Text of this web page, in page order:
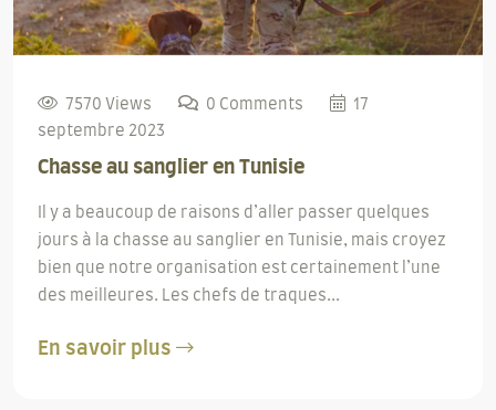
7570 Views 0 Comments
17
septembre 2023
Chasse au sanglier en Tunisie
Il y a beaucoup de raisons d’aller passer quelques
jours à la chasse au sanglier en Tunisie, mais croyez
bien que notre organisation est certainement l’une
des meilleures. Les chefs de traques...
En savoir plus